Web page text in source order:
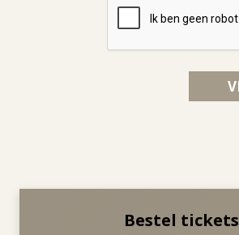
Bestel tickets